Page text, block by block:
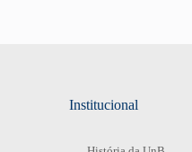
Institucional